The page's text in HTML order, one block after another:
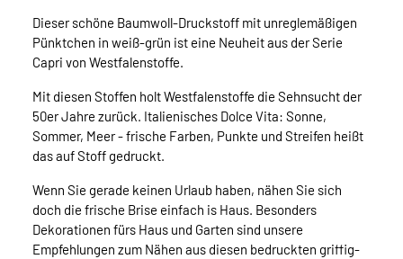
Dieser schöne Baumwoll-Druckstoff mit unreglemäßigen
Pünktchen in weiß-grün ist eine Neuheit aus der Serie
Capri von Westfalenstoffe.
Mit diesen Stoffen holt Westfalenstoffe die Sehnsucht der
50er Jahre zurück. Italienisches Dolce Vita: Sonne,
Sommer, Meer - frische Farben, Punkte und Streifen heißt
das auf Stoff gedruckt.
Wenn Sie gerade keinen Urlaub haben, nähen Sie sich
doch die frische Brise einfach is Haus. Besonders
Dekorationen fürs Haus und Garten sind unsere
Empfehlungen zum Nähen aus diesen bedruckten griffig-